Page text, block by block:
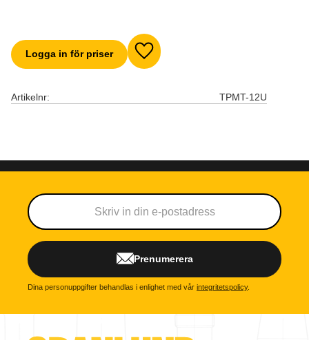
Logga in för priser Lägg till i favoriter
Artikelnr TPMT-12U
Prenumerera
Dina personuppgifter behandlas i enlighet med vår integritetspolicy.